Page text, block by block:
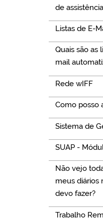
de
Listas de E-
Quais são as
mail
Rede wIFF
Como posso
Sistema de
SUAP -
Não vejo
meus diários
devo fazer?
Trabalho